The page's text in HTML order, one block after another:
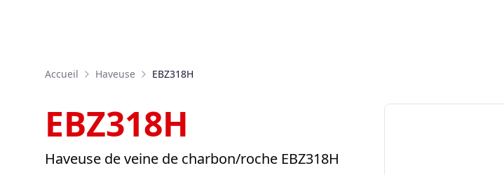
Accueil Haveuse EBZ318H
EBZ318H
Haveuse de veine de charbon/roche EBZ318H